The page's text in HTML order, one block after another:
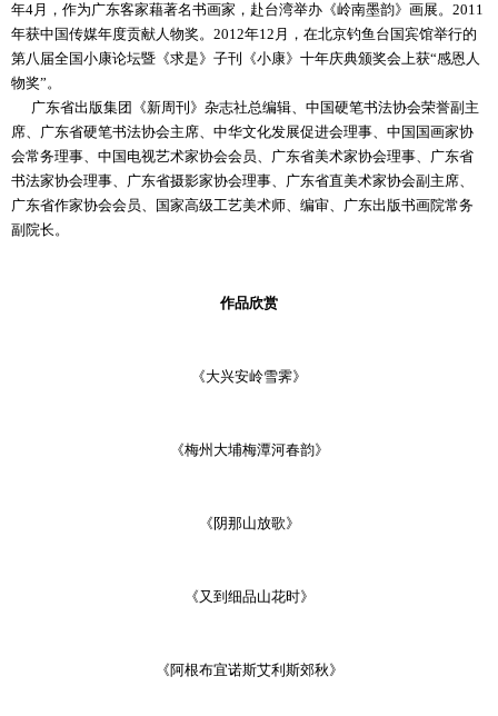
年4月，作为广东客家藉著名书画家，赴台湾举办《岭南墨韵》画展。2011
年获中国传媒年度贡献人物奖。2012年12月，在北京钓鱼台国宾馆举行的
第八届全国小康论坛暨《求是》子刊《小康》十年庆典颁奖会上获“感恩人
物奖”。
广东省出版集团《新周刊》杂志社总编辑、中国硬笔书法协会荣誉副主
席、广东省硬笔书法协会主席、中华文化发展促进会理事、中国国画家协
会常务理事、中国电视艺术家协会会员、广东省美术家协会理事、广东省
书法家协会理事、广东省摄影家协会理事、广东省直美术家协会副主席、
广东省作家协会会员、国家高级工艺美术师、编审、广东出版书画院常务
副院长。
作品欣赏
《大兴安岭雪霁》
《梅州大埔梅潭河春韵》
《阴那山放歌》
《又到细品山花时》
《阿根布宜诺斯艾利斯郊秋》